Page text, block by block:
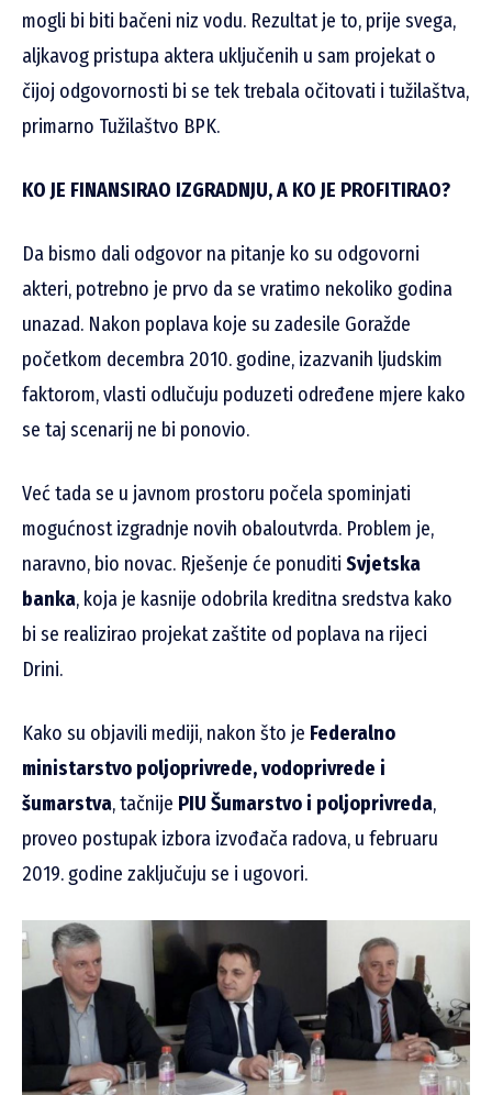
mogli bi biti bačeni niz vodu. Rezultat je to, prije svega,
aljkavog pristupa aktera uključenih u sam projekat o
čijoj odgovornosti bi se tek trebala očitovati i tužilaštva,
primarno Tužilaštvo BPK.
KO JE FINANSIRAO IZGRADNJU, A KO JE PROFITIRAO?
Da bismo dali odgovor na pitanje ko su odgovorni
akteri, potrebno je prvo da se vratimo nekoliko godina
unazad. Nakon poplava koje su zadesile Goražde
početkom decembra 2010. godine, izazvanih ljudskim
faktorom, vlasti odlučuju poduzeti određene mjere kako
se taj scenarij ne bi ponovio.
Već tada se u javnom prostoru počela spominjati
mogućnost izgradnje novih obaloutvrda. Problem je,
naravno, bio novac. Rješenje će ponuditi Svjetska
banka, koja je kasnije odobrila kreditna sredstva kako
bi se realizirao projekat zaštite od poplava na rijeci
Drini.
Kako su objavili mediji, nakon što je Federalno
ministarstvo poljoprivrede, vodoprivrede i
šumarstva, tačnije PIU Šumarstvo i poljoprivreda,
proveo postupak izbora izvođača radova, u februaru
2019. godine zaključuju se i ugovori.